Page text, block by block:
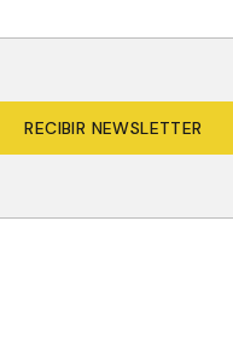
RECIBIR NEWSLETTER